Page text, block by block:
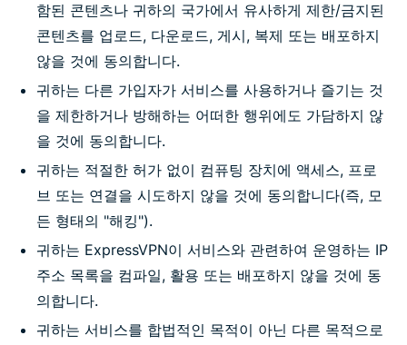
함된 콘텐츠나 귀하의 국가에서 유사하게 제한/금지된
콘텐츠를 업로드, 다운로드, 게시, 복제 또는 배포하지
않을 것에 동의합니다.
귀하는 다른 가입자가 서비스를 사용하거나 즐기는 것
을 제한하거나 방해하는 어떠한 행위에도 가담하지 않
을 것에 동의합니다.
귀하는 적절한 허가 없이 컴퓨팅 장치에 액세스, 프로
브 또는 연결을 시도하지 않을 것에 동의합니다(즉, 모
든 형태의 "해킹").
귀하는 ExpressVPN이 서비스와 관련하여 운영하는 IP
주소 목록을 컴파일, 활용 또는 배포하지 않을 것에 동
의합니다.
귀하는 서비스를 합법적인 목적이 아닌 다른 목적으로